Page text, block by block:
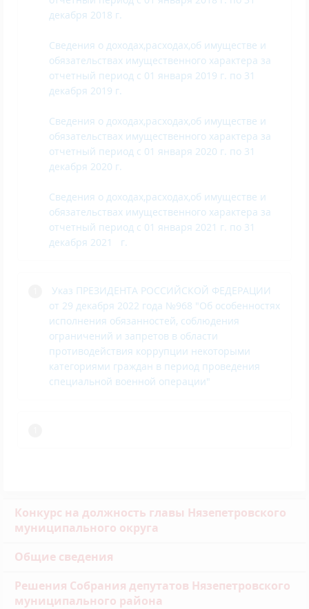
декабря 2018 г.
Сведения о доходах,расходах,об имуществе и
обязательствах имущественного характера за
отчетный период с 01 января 2019 г. по 31
декабря 2019 г.
Сведения о доходах,расходах,об имуществе и
обязательствах имущественного характера за
отчетный период с 01 января 2020 г. по 31
декабря 2020 г.
Сведения о доходах,расходах,об имуществе и
обязательствах имущественного характера за
отчетный период с 01 января 2021 г. по 31
декабря 2021 г.
Указ ПРЕЗИДЕНТА РОССИЙСКОЙ ФЕДЕРАЦИИ
от 29 декабря 2022 года №968 "Об особенностях
исполнения обязанностей, соблюдения
ограничений и запретов в области
противодействия коррупции некоторыми
категориями граждан в период проведения
специальной военной операции"
Конкурс на должность главы Нязепетровского
муниципального округа
Общие сведения
Решения Собрания депутатов Нязепетровского
муниципального района